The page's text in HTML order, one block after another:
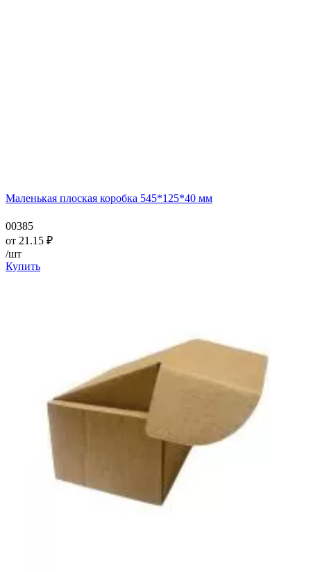
Маленькая плоская коробка 545*125*40 мм
00385
от 21.15 ₽
/шт
Купить